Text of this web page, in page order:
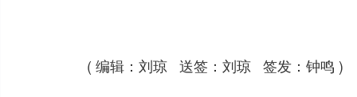
( 编辑：刘琼 送签：刘琼 签发：钟鸣 )